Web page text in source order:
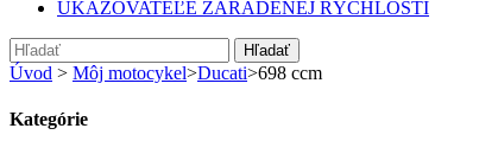
UKAZOVATEĽE ZARADENEJ RÝCHLOSTI
Hľadať
Úvod > Môj motocykel>Ducati>698 ccm
Kategórie